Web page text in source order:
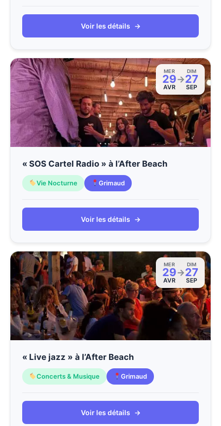
Voir les détails →
MER
29
AVR
→
DIM
27
SEP
« SOS Cartel Radio » à l’After Beach
Vie Nocturne Grimaud
Voir les détails →
MER
29
AVR
→
DIM
27
SEP
« Live jazz » à l’After Beach
Concerts & Musique Grimaud
Voir les détails →